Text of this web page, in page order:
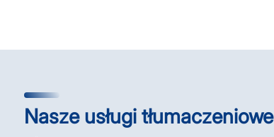
Nasze usługi tłumaczeniowe